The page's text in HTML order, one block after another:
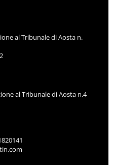
al Tribunale di Aosta n.
al Tribunale di Aosta n.4